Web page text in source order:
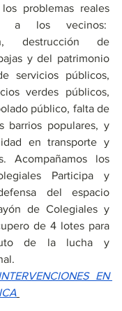
problemas reales
a los vecinos:
destrucción de
y del patrimonio
servicios públicos,
verdes públicos,
público, falta de
barrios populares, y
en transporte y
Acompañamos los
Participa y
del espacio
de Colegiales y
de 4 lotes para
de la lucha y
EN